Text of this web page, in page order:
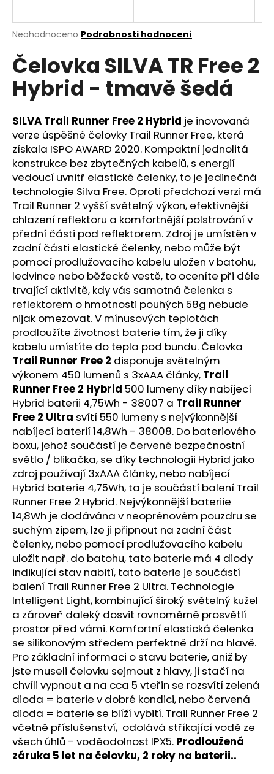
Průměrné
produktu
je
0,0
hvězdiček.
Neohodnoceno Podrobnosti hodnocení
Čelovka SILVA TR Free 2
Hybrid - tmavě šedá
SILVA Trail Runner Free 2 Hybrid je inovovaná
verze úspěšné čelovky Trail Runner Free, která
získala ISPO AWARD 2020. Kompaktní jednolitá
konstrukce bez zbytečných kabelů, s energií
vedoucí uvnitř elastické čelenky, to je jedinečná
technologie Silva Free. Oproti předchozí verzi má
Trail Runner 2 vyšší světelný výkon, efektivnější
chlazení reflektoru a komfortnější polstrování v
přední části pod reflektorem. Zdroj je umístěn v
zadní části elastické čelenky, nebo může být
pomocí prodlužovacího kabelu uložen v batohu,
ledvince nebo běžecké vestě, to oceníte při déle
trvající aktivitě, kdy vás samotná čelenka s
reflektorem o hmotnosti pouhých 58g nebude
nijak omezovat. V mínusových teplotách
prodloužíte životnost baterie tím, že ji díky
kabelu umístíte do tepla pod bundu. Čelovka
Trail Runner Free 2 disponuje světelným
výkonem 450 lumenů s 3xAAA články, Trail
Runner Free 2 Hybrid 500 lumeny díky nabíjecí
Hybrid baterii 4,75Wh - 38007 a Trail Runner
Free 2 Ultra svítí 550 lumeny s nejvýkonnější
nabíjecí baterií 14,8Wh - 38008. Do bateriového
boxu, jehož součástí je červené bezpečnostní
světlo / blikačka, se díky technologii Hybrid jako
zdroj používají 3xAAA články, nebo nabíjecí
Hybrid baterie 4,75Wh, ta je součástí balení Trail
Runner Free 2 Hybrid. Nejvýkonnější bateriie
14,8Wh je dodávána v neoprénovém pouzdru se
suchým zipem, lze ji připnout na zadní část
čelenky, nebo pomocí prodlužovacího kabelu
uložit např. do batohu, tato baterie má 4 diody
indikující stav nabití, tato baterie je součástí
balení Trail Runner Free 2 Ultra. Technologie
Intelligent Light, kombinující široký světelný kužel
a zároveň daleký dosvit rovnoměrně prosvětlí
prostor před vámi. Komfortní elastická čelenka
se silikonovým středem perfektně drží na hlavě.
Pro základní informaci o stavu baterie, aniž by
jste museli čelovku sejmout z hlavy, ji stačí na
chvíli vypnout a na cca 5 vteřin se rozsvítí zelená
dioda = baterie v dobré kondici, nebo červená
dioda = baterie se blíží vybití. Trail Runner Free 2
včetně příslušenství, odolává stříkající vodě ze
všech úhlů - voděodolnost IPX5. Prodloužená
záruka 5 let na čelovku, 2 roky na baterii..
j
t
?
HLEDAT
D
o
p
o
r
u
č
u
j
e
m
e
BOTY
CRAFT
ENDURANCE
3
-
BÍLÁ
3
990
Kč